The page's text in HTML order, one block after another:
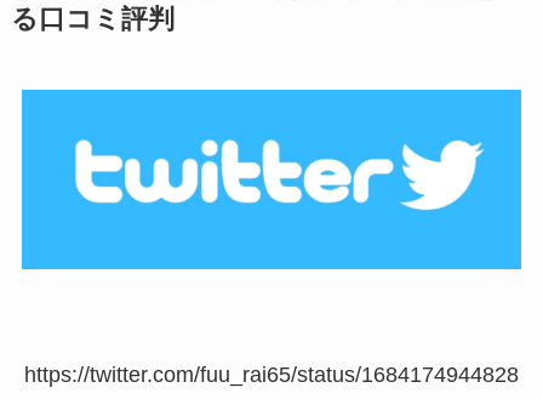
る口コミ評判
https://twitter.com/fuu_rai65/status/1684174944828